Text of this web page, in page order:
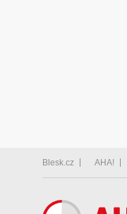
Blesk.cz AHA!